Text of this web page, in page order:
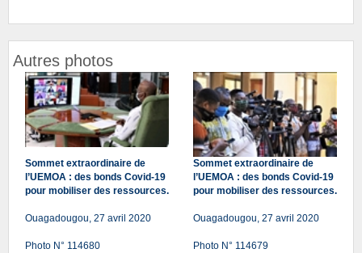
Autres photos
Sommet extraordinaire de
l’UEMOA : des bonds Covid-19
pour mobiliser des ressources.
Ouagadougou, 27 avril 2020
Photo N° 114680
Sommet extraordinaire de
l’UEMOA : des bonds Covid-19
pour mobiliser des ressources.
Ouagadougou, 27 avril 2020
Photo N° 114679